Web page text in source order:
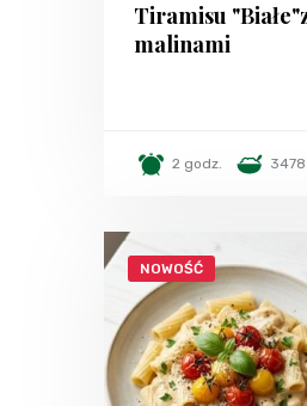
Tiramisu
malinami
2 godz.
NOWOŚĆ